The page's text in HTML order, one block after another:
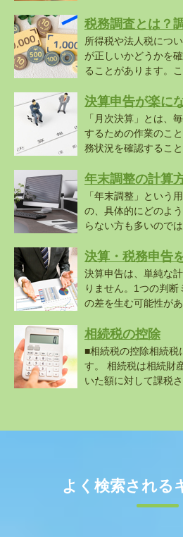
税務調査とは？
所得税や法人税につ
が正しいかどうかを
ることがあります。
決算申告が楽に
「月次決算」とは、
するための作業のこ
務状況を確認するこ
年末調整の計算
「年末調整」という
の、具体的にどのよ
らない方も多いので
決算・税務申告
決算申告は、単純な
りません。1つの判
の差を生む可能性が
相続税の控除
■相続税の控除相続税
す。 相続税は相続財
いた額に対して課税
よく検索される